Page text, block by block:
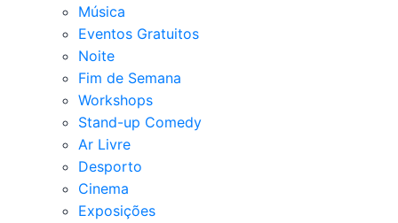
Música
Eventos Gratuitos
Noite
Fim de Semana
Workshops
Stand-up Comedy
Ar Livre
Desporto
Cinema
Exposições